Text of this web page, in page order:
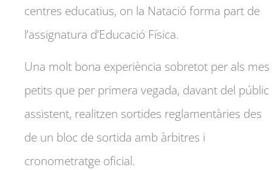
centres educatius, on la Natació forma part de
l’assignatura d’Educació Física.
Una molt bona experiència sobretot per als mes
petits que per primera vegada, davant del públic
assistent, realitzen sortides reglamentàries des
de un bloc de sortida amb àrbitres i
cronometratge oficial.